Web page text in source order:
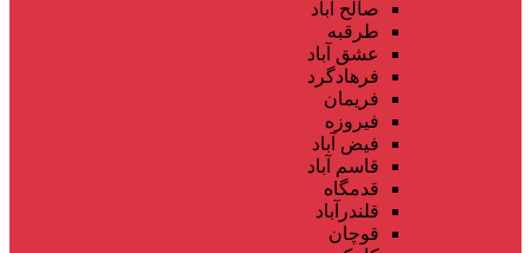
صالح آباد
طرقبه
عشق آباد
فرهادگرد
فریمان
فیروزه
فیض آباد
قاسم آباد
قدمگاه
قلندرآباد
قوچان